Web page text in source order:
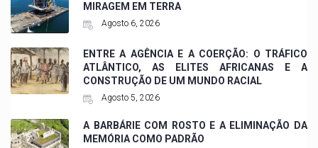
MIRAGEM EM TERRA
Agosto 6, 2026
ENTRE A AGÊNCIA E A COERÇÃO: O TRÁFICO
ATLÂNTICO, AS ELITES AFRICANAS E A
CONSTRUÇÃO DE UM MUNDO RACIAL
Agosto 5, 2026
A BARBÁRIE COM ROSTO E A ELIMINAÇÃO DA
MEMÓRIA COMO PADRÃO